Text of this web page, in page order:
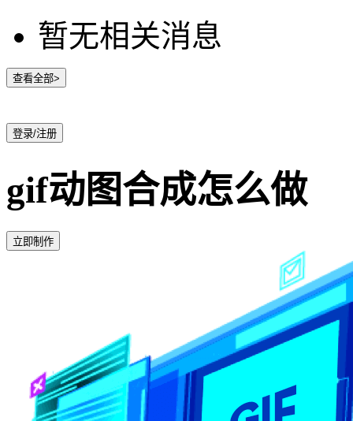
暂无相关消息
查看全部>
登录/注册
gif动图合成怎么做
立即制作